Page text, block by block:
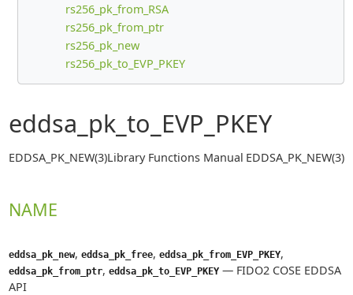
rs256_pk_from_RSA
rs256_pk_from_ptr
rs256_pk_new
rs256_pk_to_EVP_PKEY
eddsa_pk_to_EVP_PKEY
EDDSA_PK_NEW(3)Library Functions Manual EDDSA_PK_NEW(3)
NAME
eddsa_pk_new, eddsa_pk_free, eddsa_pk_from_EVP_PKEY,
eddsa_pk_from_ptr, eddsa_pk_to_EVP_PKEY— FIDO2 COSE EDDSA
API